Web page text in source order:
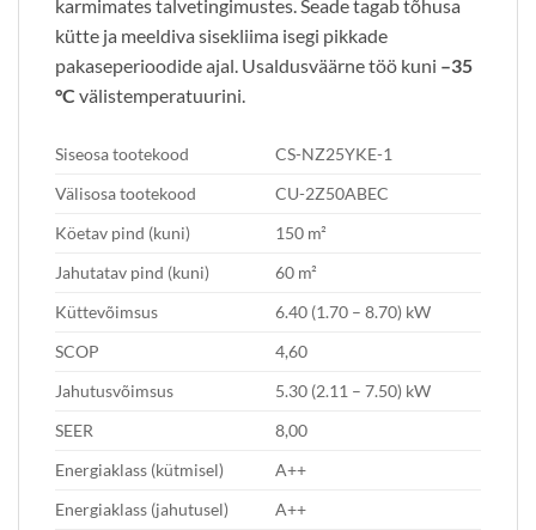
karmimates talvetingimustes. Seade tagab tõhusa
kütte ja meeldiva sisekliima isegi pikkade
pakaseperioodide ajal. Usaldusväärne töö kuni –35
°C välistemperatuurini.
Siseosa tootekood
CS-NZ25YKE-1
Välisosa tootekood
CU-2Z50ABEC
Köetav pind (kuni)
150 m²
Jahutatav pind (kuni)
60 m²
Küttevõimsus
6.40 (1.70 – 8.70) kW
SCOP
4,60
Jahutusvõimsus
5.30 (2.11 – 7.50) kW
SEER
8,00
Energiaklass (kütmisel)
A++
Energiaklass (jahutusel)
A++